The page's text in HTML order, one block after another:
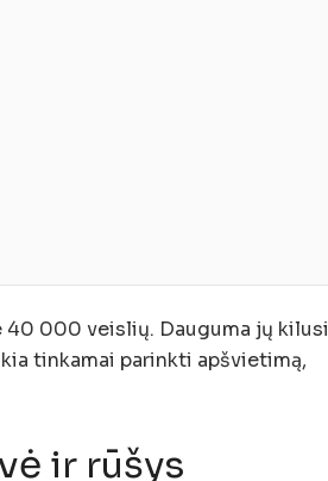
40 000 veislių. Dauguma jų kilusi
tinkamai parinkti apšvietimą,
ir rūšys